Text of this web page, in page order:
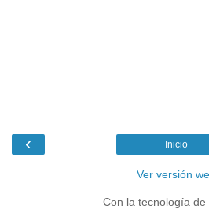
‹ Inicio
Ver versión
Con la tecnología de